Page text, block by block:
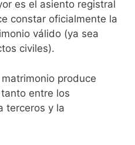
es el asiento registral
constar oficialmente la
válido (ya sea
civiles).
produce
entre los
terceros y la